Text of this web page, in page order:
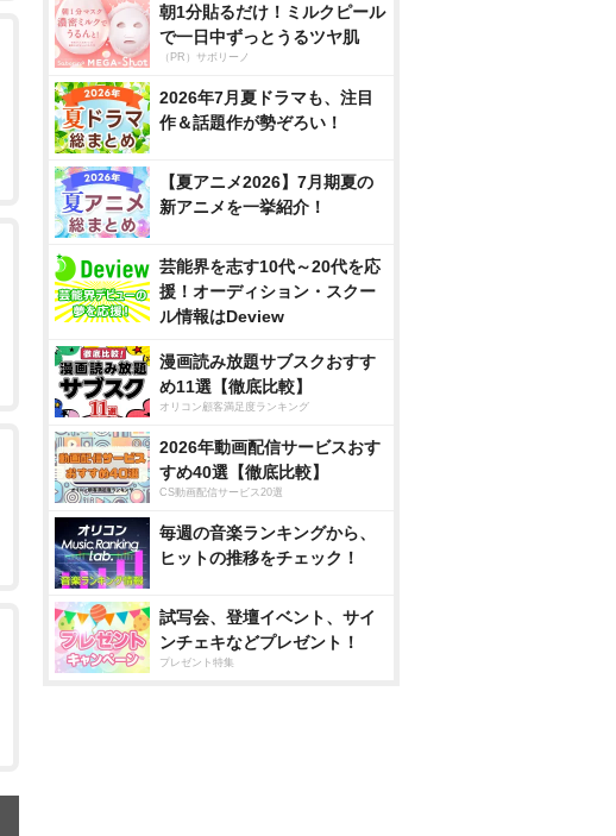
朝1分貼るだけ！ミルクピール
で一日中ずっとうるツヤ肌
（PR）サボリーノ
2026年7月夏ドラマも、注目
作＆話題作が勢ぞろい！
【夏アニメ2026】7月期夏の
新アニメを一挙紹介！
芸能界を志す10代～20代を応
援！オーディション・スクー
ル情報はDeview
漫画読み放題サブスクおすす
め11選【徹底比較】
オリコン顧客満足度ランキング
2026年動画配信サービスおす
すめ40選【徹底比較】
CS動画配信サービス20選
毎週の音楽ランキングから、
ヒットの推移をチェック！
試写会、登壇イベント、サイ
ンチェキなどプレゼント！
プレゼント特集